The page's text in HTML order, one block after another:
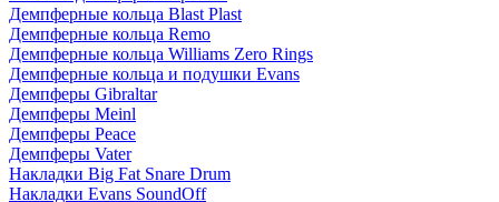
Демпферные кольца Blast Plast
Демпферные кольца Remo
Демпферные кольца Williams Zero Rings
Демпферные кольца и подушки Evans
Демпферы Gibraltar
Демпферы Meinl
Демпферы Peace
Демпферы Vater
Накладки Big Fat Snare Drum
Накладки Evans SoundOff